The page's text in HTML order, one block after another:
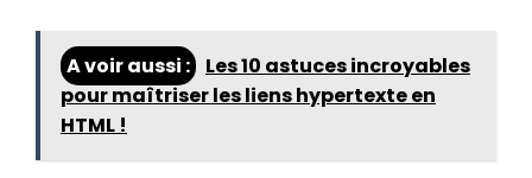
A voir aussi :
Les 10 astuces incroyables
pour maîtriser les liens hypertexte en
HTML !